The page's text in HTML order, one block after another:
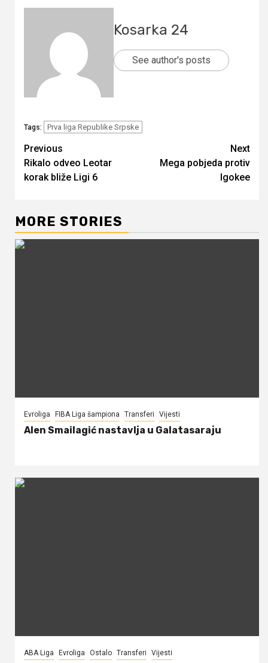
Kosarka 24
See author's posts
Tags: Prva liga Republike Srpske
Continue
Reading
Previous
Rikalo odveo Leotar
korak bliže Ligi 6
Next
Mega pobjeda protiv
Igokee
MORE STORIES
Evroliga FIBA Liga šampiona Transferi Vijesti
Alen Smailagić nastavlja u Galatasaraju
ABA Liga Evroliga Ostalo Transferi Vijesti